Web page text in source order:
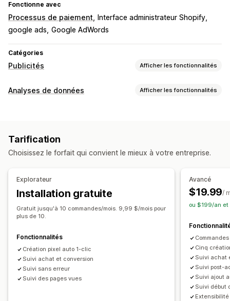
Fonctionne avec
Processus de paiement
Interface administrateur Shopify
google ads Google AdWords
Catégories
Publicités Afficher les fonctionnalités
Ciblage
Site web Gestion des pixels
Analyses de performance
Suivi des conversions
Analyses de données Afficher les fonctionnalités
Supports visuels et rapports
Tableau de bord des analyses de données
Tableaux de bord personnalisés
Tarification
Choisissez le forfait qui convient le mieux à votre entreprise.
Explorateur
Installation gratuite
Gratuit jusqu'à 10 commandes/mois. 9,99 $/mois pour
plus de 10.
Fonctionnalités
Création pixel auto 1-clic
Suivi achat et conversion
Suivi sans erreur
Suivi des pages vues
Avancé
$19.99/
ou $199/an et
Cinq
Suivi achat
Suivi post-
Suivi ajout
Suivi début